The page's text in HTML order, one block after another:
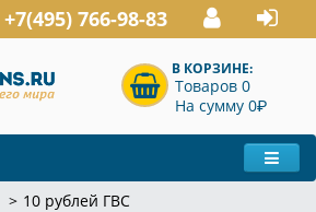
+7(495) 766-98-83
В КОРЗИНЕ:
Товаров 0
На сумму 0P
10 рублей ГВС